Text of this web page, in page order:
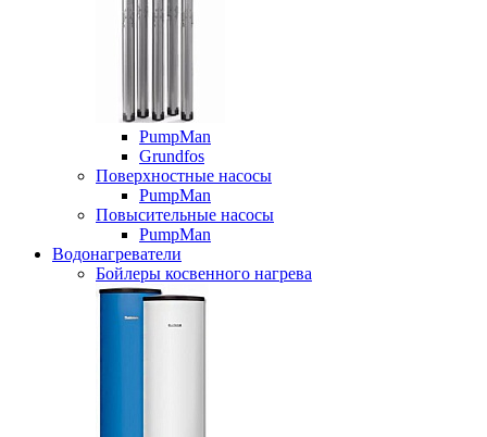
PumpMan
Grundfos
Поверхностные насосы
PumpMan
Повысительные насосы
PumpMan
Водонагреватели
Бойлеры косвенного нагрева